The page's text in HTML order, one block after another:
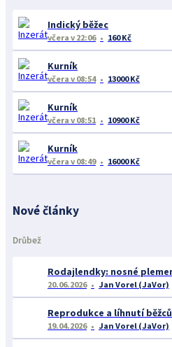
Indický běžec
včera v 22:06 160 Kč
Kurník
včera v 08:54 13000 Kč
Kurník
včera v 08:51 10900 Kč
Kurník
včera v 08:49 16000 Kč
Nové články
Drůbež
20.06.2026 Jan Vorel (JaVor)
Reprodukce a líhnutí běžců
19.04.2026 Jan Vorel (JaVor)